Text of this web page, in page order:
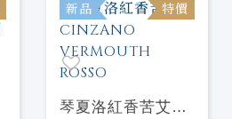
新品 特價
琴夏洛紅香苦艾酒